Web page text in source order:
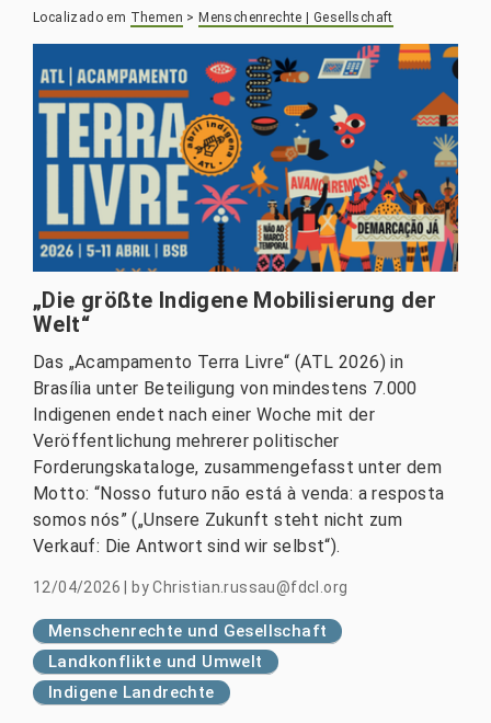
Localizado em Themen > Menschenrechte | Gesellschaft
„Die größte Indigene Mobilisierung der
Welt“
Das „Acampamento Terra Livre“ (ATL 2026) in
Brasília unter Beteiligung von mindestens 7.000
Indigenen endet nach einer Woche mit der
Veröffentlichung mehrerer politischer
Forderungskataloge, zusammengefasst unter dem
Motto: “Nosso futuro não está à venda: a resposta
somos nós” („Unsere Zukunft steht nicht zum
Verkauf: Die Antwort sind wir selbst“).
12/04/2026|byChristian.russau@fdcl.org
Menschenrechte und Gesellschaft
Landkonflikte und Umwelt
Indigene Landrechte